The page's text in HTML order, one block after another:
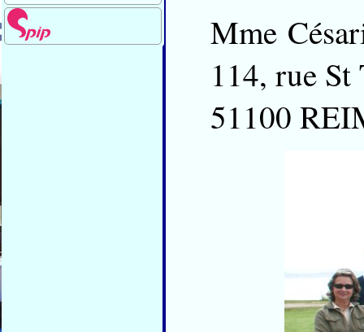
Mme
114, rue
51100